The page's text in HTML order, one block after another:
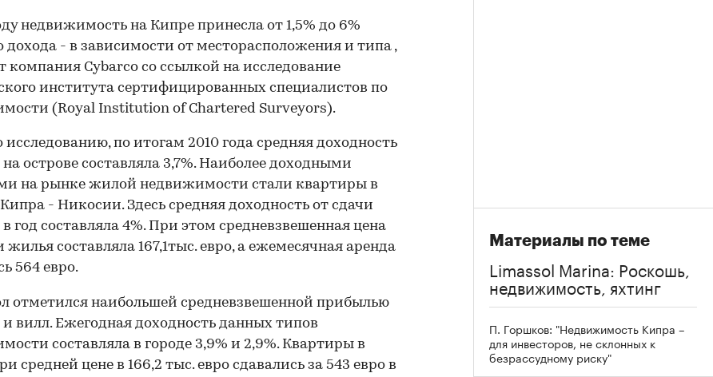
недвижимость на Кипре принесла от 1,5% до 6%
дохода - в зависимости от месторасположения и типа ,
компания Cybarco со ссылкой на исследование
института сертифицированных специалистов по
(Royal Institution of Chartered Surveyors).
исследованию, по итогам 2010 года средняя доходность
острове составляла 3,7%. Наиболее доходными
на рынке жилой недвижимости стали квартиры в
- Никосии. Здесь средняя доходность от сдачи
год составляла 4%. При этом средневзвешенная цена
составляла 167,1тыс. евро, а ежемесячная аренда
564 евро.
отметился наибольшей средневзвешенной прибылью
вилл. Ежегодная доходность данных типов
составляла в городе 3,9% и 2,9%. Квартиры в
средней цене в 166,2 тыс. евро сдавались за 543 евро в
Материалы по теме
Limassol Marina: Роскошь,
недвижимость, яхтинг
П. Горшков: "Недвижимость Кипра –
для инвесторов, не склонных к
безрассудному риску"